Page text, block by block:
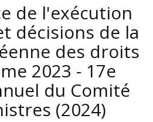
de l'exécution
décisions de la
des droits
2023 - 17e
du Comité
(2024)